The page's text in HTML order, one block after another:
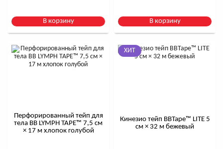
В корзину В корзину
Перфорированный тейп для
тела BB LYMPH TAPE™ 7,5 см
× 17 м хлопок голубой
ХИТ
Кинезио тейп BBTape™ LITE 5
см × 32 м бежевый